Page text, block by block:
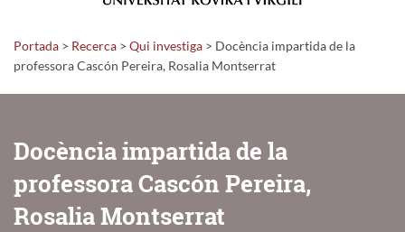
Portada > Recerca > Qui investiga > Docència impartida de la
professora Cascón Pereira, Rosalia Montserrat
Docència impartida de la
professora Cascón Pereira,
Rosalia Montserrat